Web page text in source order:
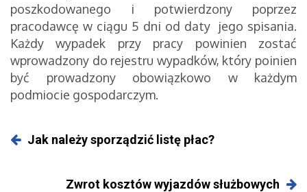
poszkodowanego i potwierdzony poprzez
pracodawcę w ciągu 5 dni od daty jego spisania.
Każdy wypadek przy pracy powinien zostać
wprowadzony do rejestru wypadków, który poinien
być prowadzony obowiązkowo w każdym
podmiocie gospodarczym.
Jak należy sporządzić listę płac?
Zwrot kosztów wyjazdów służbowych